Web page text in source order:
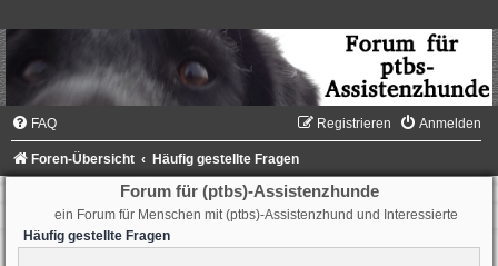
FAQ Anmelden
Registrieren
Foren-Übersicht Häufig gestellte Fragen
Forum für (ptbs)-Assistenzhunde
ein Forum für Menschen mit (ptbs)-Assistenzhund und Interessierte
Häufig gestellte Fragen